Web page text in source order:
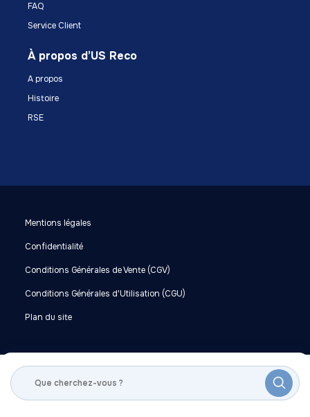
FAQ
Service Client
À propos d’US Reco
A propos
Histoire
RSE
Mentions légales
Confidentialité
Conditions Générales de Vente (CGV)
Conditions Générales d'Utilisation (CGU)
Plan du site